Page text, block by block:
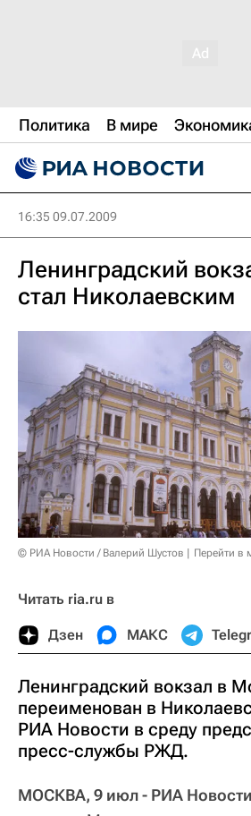
Политика В мире
16:35 09.07.2009
Ленинградский
стал Николаевским
© РИА Новости / Валерий Шустов Перейти в
Читать ria.ru в
Дзен МАКС
Ленинградский вокзал в
переименован в
РИА Новости в среду
пресс-службы РЖД.
МОСКВА, 9 июл - РИА